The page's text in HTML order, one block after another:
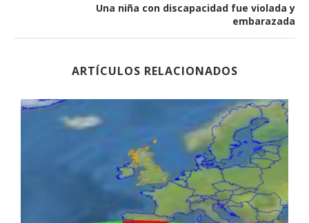
Una niña con discapacidad fue violada y
embarazada
ARTÍCULOS RELACIONADOS